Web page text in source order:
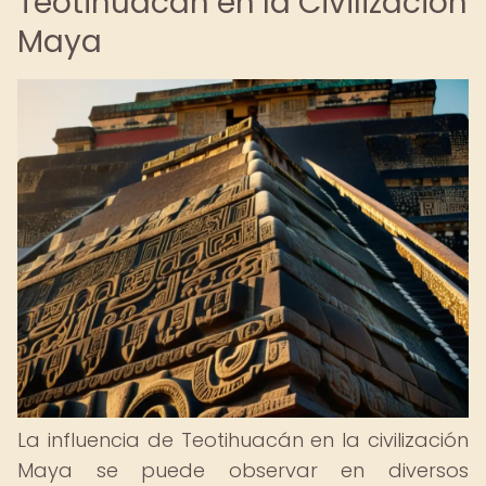
Maya
La influencia de Teotihuacán en la civilización
Maya se puede observar en diversos